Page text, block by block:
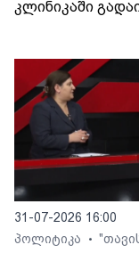
კლინიკაში
31-07-2026 16:00
პოლიტიკა
•